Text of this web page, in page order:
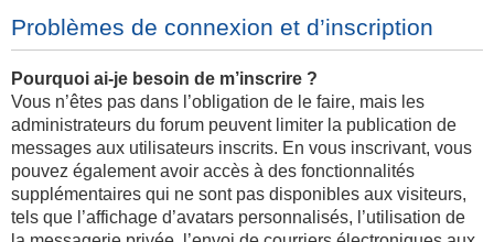
Problèmes de connexion et d’inscription
Pourquoi ai-je besoin de m’inscrire ?
Vous n’êtes pas dans l’obligation de le faire, mais les
administrateurs du forum peuvent limiter la publication de
messages aux utilisateurs inscrits. En vous inscrivant, vous
pouvez également avoir accès à des fonctionnalités
supplémentaires qui ne sont pas disponibles aux visiteurs,
tels que l’affichage d’avatars personnalisés, l’utilisation de